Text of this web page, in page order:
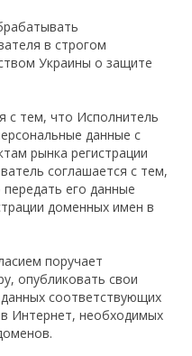
в строгом
Украины о защите
с тем, что Исполнитель
данные с
рынка регистрации
соглашается с тем,
его данные
доменных имен в
поручает
опубликовать свои
соответствующих
Интернет, необходимых